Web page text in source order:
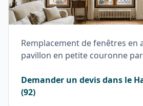
Remplacement de fenêtres en
pavillon en petite couronne
Demander un devis dans le
(92)